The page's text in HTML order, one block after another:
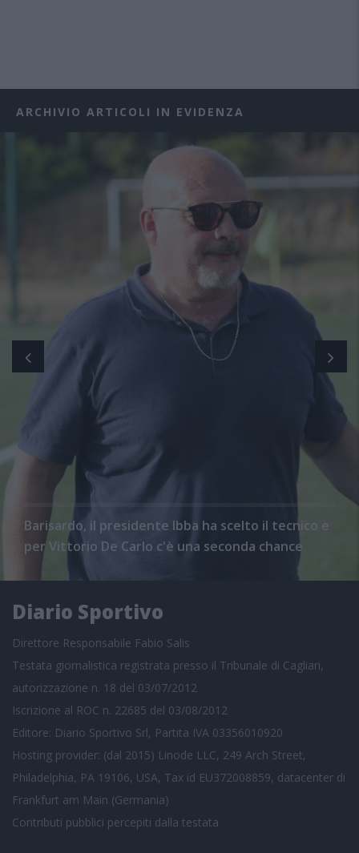
ARCHIVIO ARTICOLI IN EVIDENZA
Barisardo, il presidente Ibba ha scelto il tecnico e
per Vittorio De Carlo c'è una seconda chance
Diario Sportivo
Direttore Responsabile Fabio Salis
Testata giornalistica registrata presso il Tribunale di Cagliari,
autorizzazione n. 18 del 03/07/2012
Iscrizione al ROC n. 22685 del 03/08/2012
Editore: Diario Sportivo Srl, Partita IVA 03356010920
Hosting provider: (dal 2015) Linode LLC, 249 Arch Street,
Philadelphia, PA 19106, USA, Tax id EU372008859, datacenter di
Frankfurt am Main (Germania)
Contributi pubblici percepiti dalla testata